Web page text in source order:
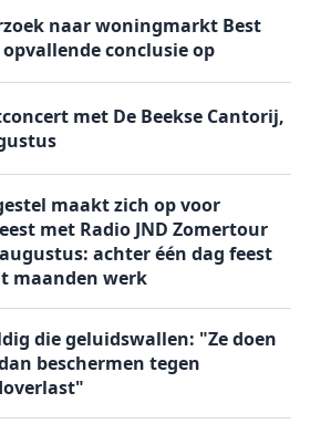
naar woningmarkt Best
conclusie op
met De Beekse Cantorij,
maakt zich op voor
met Radio JND Zomertour
achter één dag feest
maanden werk
die geluidswallen: "Ze doen
beschermen tegen